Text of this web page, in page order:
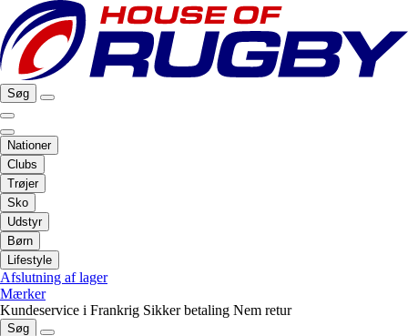
Søg
Nationer
Clubs
Trøjer
Sko
Udstyr
Børn
Lifestyle
Afslutning af lager
Mærker
Kundeservice i Frankrig Sikker betaling Nem retur
Søg